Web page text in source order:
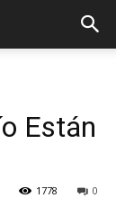
Están
0
1778